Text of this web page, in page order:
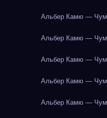
Альбер Камю —
Альбер Камю —
Альбер Камю —
Альбер Камю —
Альбер Камю —